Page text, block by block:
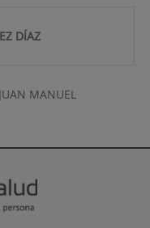
DÍAZ
MANUEL